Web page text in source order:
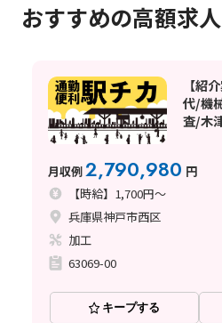
おすすめの高額求人
【紹
代/機
査/木
月収例2,790,980 円
【時給】1,700円～
兵庫県神戸市西区
加工
63069-00
キープする